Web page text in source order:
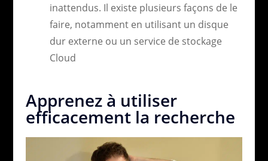
inattendus. Il existe plusieurs façons de le
faire, notamment en utilisant un disque
dur externe ou un service de stockage
Cloud
Apprenez à utiliser
efficacement la recherche